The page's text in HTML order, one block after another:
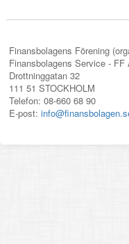
Finansbolagens Förening
Finansbolagens Service -
Drottninggatan 32
111 51 STOCKHOLM
Telefon: 08-660 68 90
E-post: